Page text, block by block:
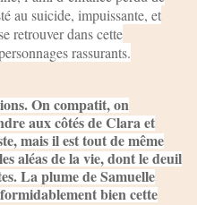
au suicide, impuissante, et
retrouver dans cette
rassurants.
On compatit, on
aux côtés de Clara et
mais il est tout de même
aléas de la vie, dont le deuil
La plume de Samuelle
bien cette